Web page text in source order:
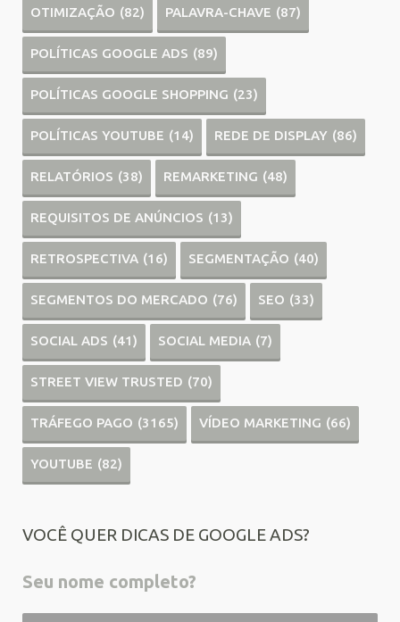
OTIMIZAÇÃO (82) PALAVRA-CHAVE (87)
POLÍTICAS GOOGLE ADS (89)
POLÍTICAS GOOGLE SHOPPING (23)
POLÍTICAS YOUTUBE (14) REDE DE DISPLAY (86)
RELATÓRIOS (38) REMARKETING (48)
REQUISITOS DE ANÚNCIOS (13)
RETROSPECTIVA (16) SEGMENTAÇÃO (40)
SEGMENTOS DO MERCADO (76) SEO (33)
SOCIAL ADS (41) SOCIAL MEDIA (7)
STREET VIEW TRUSTED (70)
TRÁFEGO PAGO (3165) VÍDEO MARKETING (66)
YOUTUBE (82)
VOCÊ QUER DICAS DE GOOGLE ADS?
Seu nome completo?